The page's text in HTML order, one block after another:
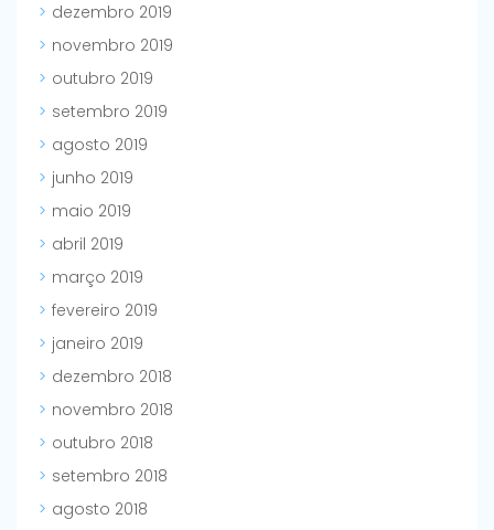
dezembro 2019
novembro 2019
outubro 2019
setembro 2019
agosto 2019
junho 2019
maio 2019
abril 2019
março 2019
fevereiro 2019
janeiro 2019
dezembro 2018
novembro 2018
outubro 2018
setembro 2018
agosto 2018